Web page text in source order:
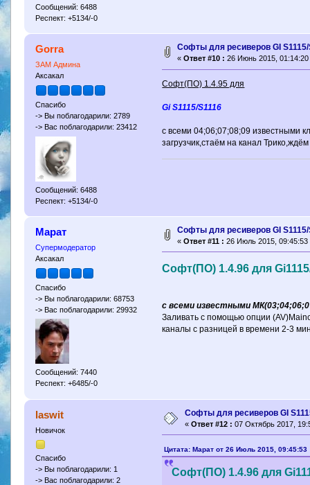
Сообщений: 6488
Респект: +5134/-0
Gorra
ЗАМ Админа
Аксакал
Спасибо
-> Вы поблагодарили: 2789
-> Вас поблагодарили: 23412
Сообщений: 6488
Респект: +5134/-0
Софты для ресиверов GI S1115/
« Ответ #10 : 26 Июнь 2015, 01:14:20
Софт(ПО) 1.4.95 для
Gi S1115/S1116
с всеми 04;06;07;08;09 известными
загрузчик,стаём на канал
Марат
Супермодератор
Аксакал
Спасибо
-> Вы поблагодарили: 68753
-> Вас поблагодарили: 29932
Сообщений: 7440
Респект: +6485/-0
Софты для ресиверов GI S1115/
« Ответ #11 : 26 Июль 2015, 09:45:53
Софт(ПО) 1.4.96 для
c всеми известными
Заливать с помощью опции
каналы с разницей в времени 2-3
laswit
Новичок
Спасибо
-> Вы поблагодарили: 1
-> Вас поблагодарили: 2
Софты для ресиверов GI
« Ответ #12 : 07 Октябрь 2017,
Цитата: Марат от 26 Июль 2015, 09:45:53
Софт(ПО) 1.4.96 для